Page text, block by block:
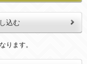
込む
ります。